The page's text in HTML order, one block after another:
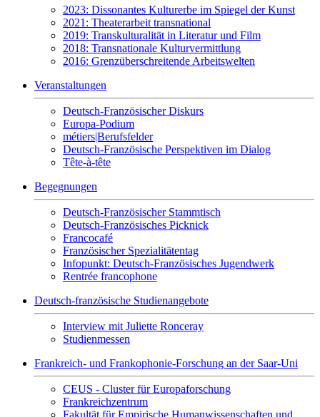
2023: Dissonantes Kulturerbe im Spiegel der Kunst
2021: Theaterarbeit transnational
2019: Transkulturalität in Literatur und Film
2018: Transnationale Kulturvermittlung
2016: Grenzüberschreitende Arbeitswelten
Veranstaltungen
Deutsch-Französischer Diskurs
Europa-Podium
métiers|Berufsfelder
Deutsch-Französische Perspektiven im Dialog
Tête-à-tête
Begegnungen
Deutsch-Französischer Stammtisch
Deutsch-Französisches Picknick
Francocafé
Französischer Spezialitätentag
Infopunkt: Deutsch-Französisches Jugendwerk
Rentrée francophone
Deutsch-französische Studienangebote
Interview mit Juliette Ronceray
Studienmessen
Frankreich- und Frankophonie-Forschung an der Saar-Uni
CEUS - Cluster für Europaforschung
Frankreichzentrum
Fakultät für Empirische Humanwissenschaften und